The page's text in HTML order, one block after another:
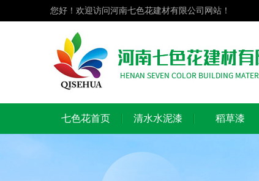
您好！欢迎访问河南七色花建材有限公司网站！
七色花首页 清水水泥漆 稻草漆